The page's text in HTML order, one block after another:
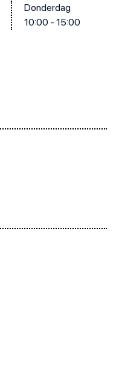
Donderdag
10:00 - 15:00